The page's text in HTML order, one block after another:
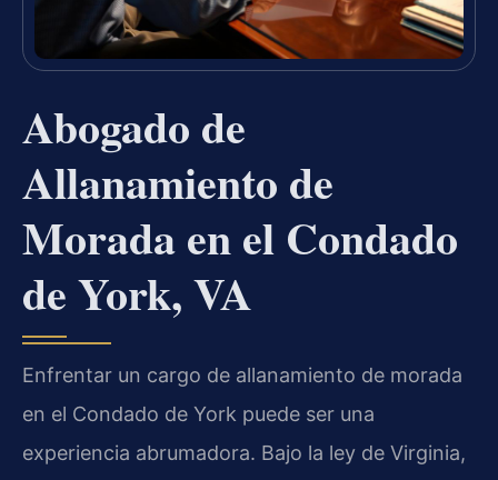
Abogado de
Allanamiento de
Morada en el Condado
de York, VA
Enfrentar un cargo de allanamiento de morada
en el Condado de York puede ser una
experiencia abrumadora. Bajo la ley de Virginia,